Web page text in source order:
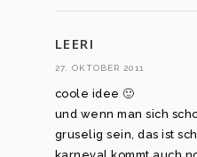
LEERI
27. OKTOBER 2011
coole idee 🙂
und wenn man sich
gruselig sein, das ist